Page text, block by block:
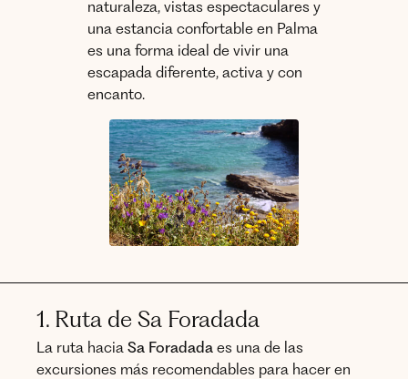
naturaleza, vistas espectaculares y
una estancia confortable en Palma
es una forma ideal de vivir una
escapada diferente, activa y con
encanto.
1. Ruta de Sa Foradada
La ruta hacia Sa Foradada es una de las
excursiones más recomendables para hacer en